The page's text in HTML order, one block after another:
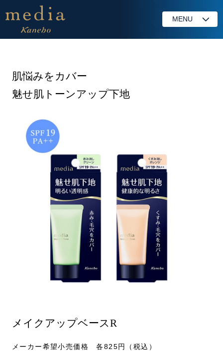
MENU
肌悩みをカバー
魅せ肌トーンアップ下地
メイクアップベースR
メーカー希望小売価格 各825円（税込）